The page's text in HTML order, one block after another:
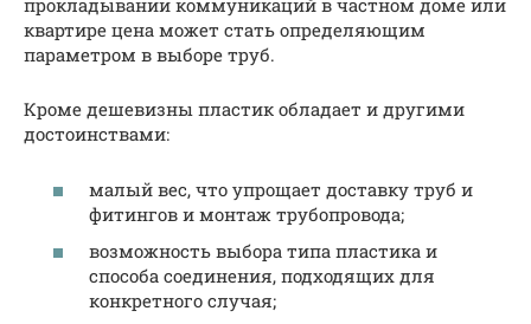
прокладывании коммуникаций в частном доме или
квартире цена может стать определяющим
параметром в выборе труб.
Кроме дешевизны пластик обладает и другими
достоинствами:
малый вес, что упрощает доставку труб и
фитингов и монтаж трубопровода;
возможность выбора типа пластика и
способа соединения, подходящих для
конкретного случая;